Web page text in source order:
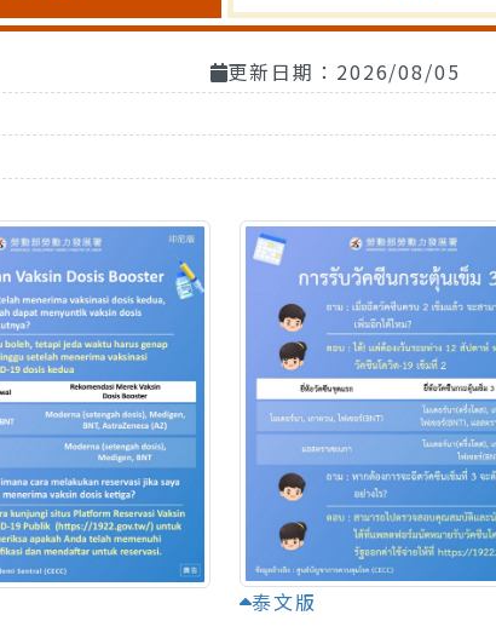
更新日期：2026/08/05
泰文版